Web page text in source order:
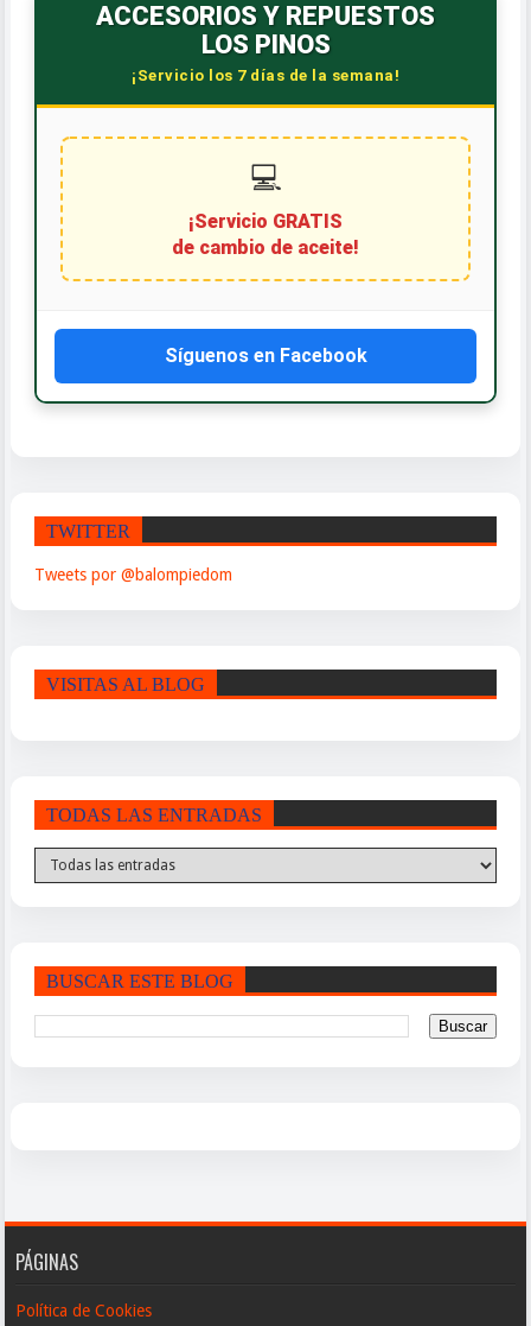
ACCESORIOS Y REPUESTOS
LOS PINOS
¡Servicio los 7 días de la semana!
💻
¡Servicio GRATIS
de cambio de aceite!
Síguenos en Facebook
TWITTER
Tweets por @balompiedom
VISITAS AL BLOG
TODAS LAS ENTRADAS
BUSCAR ESTE BLOG
PÁGINAS
Política de Cookies